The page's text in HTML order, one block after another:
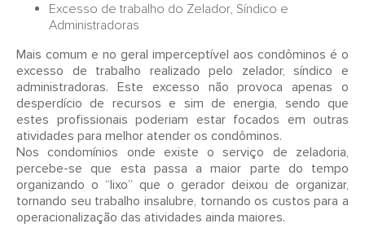
Excesso de trabalho do Zelador, Síndico e
Administradoras
Mais comum e no geral imperceptível aos condôminos é o
excesso de trabalho realizado pelo zelador, síndico e
administradoras. Este excesso não provoca apenas o
desperdício de recursos e sim de energia, sendo que
estes profissionais poderiam estar focados em outras
atividades para melhor atender os condôminos.
Nos condomínios onde existe o serviço de zeladoria,
percebe-se que esta passa a maior parte do tempo
organizando o “lixo” que o gerador deixou de organizar,
tornando seu trabalho insalubre, tornando os custos para a
operacionalização das atividades ainda maiores.